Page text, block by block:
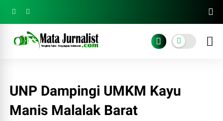
UNP Dampingi UMKM Kayu
Manis Malalak Barat